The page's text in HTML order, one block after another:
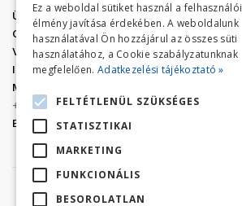
Üzletünk címe:Szolnok, Vércse út 17.
Golf Center Áruház:
06 (56) 423-324
VÁR-Kert Áruház: 06 (56) 429-771
Iroda:06 (56) 421-857
Megrendelés, termék információ:
+36 (70) 938-3356
E-mail:
golfaruhaz@gmail.com
Ez a weboldal sütiket használ a felhasználói
élmény javítása érdekében. A weboldalunk
használatával Ön hozzájárul az összes süti
használatához, a Cookie szabályzatunknak
megfelelően. Adatkezelési tájékoztató »
FELTÉTLENÜL SZÜKSÉGES
STATISZTIKAI
MARKETING
FUNKCIONÁLIS
BESOROLATLAN